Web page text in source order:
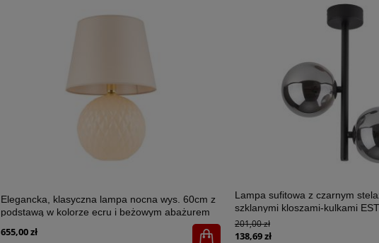
Elegancka, klasyczna lampa nocna wys. 60cm z
podstawą w kolorze ecru i beżowym abażurem
655,00 zł
Lampa sufitowa z czarnym
szklanymi kloszami-kulkami
2xG9 - 6706
201,00 zł
138,69 zł